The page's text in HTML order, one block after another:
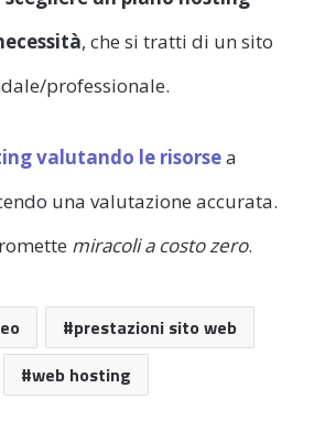
, che si tratti di un sito
professionale.
valutando le risorsea
una valutazione accurata.
miracoli a costo zero.
prestazioni sito web
web hosting